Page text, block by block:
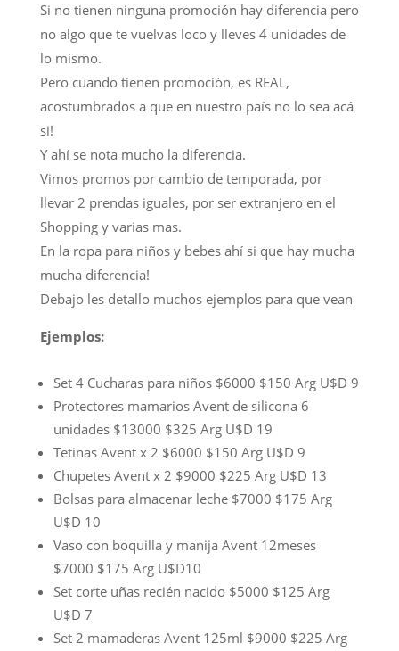
Si no tienen ninguna promoción hay diferencia pero
no algo que te vuelvas loco y lleves 4 unidades de
lo mismo.
Pero cuando tienen promoción, es REAL,
acostumbrados a que en nuestro país no lo sea acá
si!
Y ahí se nota mucho la diferencia.
Vimos promos por cambio de temporada, por
llevar 2 prendas iguales, por ser extranjero en el
Shopping y varias mas.
En la ropa para niños y bebes ahí si que hay mucha
mucha diferencia!
Debajo les detallo muchos ejemplos para que vean
Ejemplos:
Set 4 Cucharas para niños $6000 $150 Arg U$D 9
Protectores mamarios Avent de silicona 6
unidades $13000 $325 Arg U$D 19
Tetinas Avent x 2 $6000 $150 Arg U$D 9
Chupetes Avent x 2 $9000 $225 Arg U$D 13
Bolsas para almacenar leche $7000 $175 Arg
U$D 10
Vaso con boquilla y manija Avent 12meses
$7000 $175 Arg U$D10
Set corte uñas recién nacido $5000 $125 Arg
U$D 7
Set 2 mamaderas Avent 125ml $9000 $225 Arg